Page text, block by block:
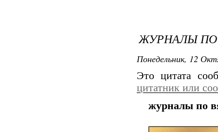
ЖУРНАЛЫ
Понедельник, 12
Это цитата
цитатник или
журналы по